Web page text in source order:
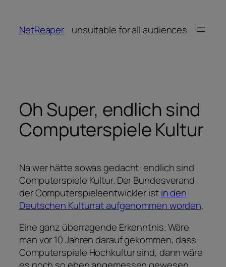
springen
NetReaper unsuitable for all audiences
Oh Super, endlich sind
Computerspiele Kultur
Na wer hätte sowas gedacht: endlich sind
Computerspiele Kultur. Der Bundesverand
der Computerspieleentwickler istin den
Deutschen Kulturrat aufgenommen worden.
Eine ganz überragende Erkenntnis. Wäre
man vor 10 Jahren darauf gekommen, dass
Computerspiele Hochkultur sind, dann wäre